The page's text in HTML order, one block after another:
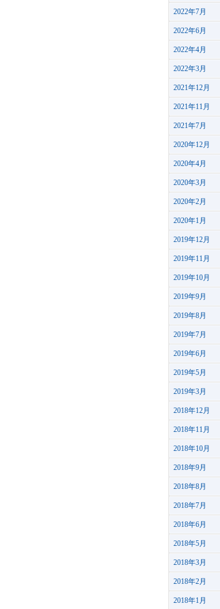
2022年7月
2022年6月
2022年4月
2022年3月
2021年12月
2021年11月
2021年7月
2020年12月
2020年4月
2020年3月
2020年2月
2020年1月
2019年12月
2019年11月
2019年10月
2019年9月
2019年8月
2019年7月
2019年6月
2019年5月
2019年3月
2018年12月
2018年11月
2018年10月
2018年9月
2018年8月
2018年7月
2018年6月
2018年5月
2018年3月
2018年2月
2018年1月